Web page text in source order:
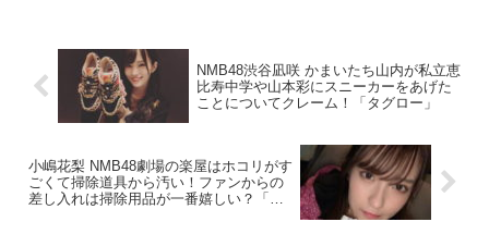
NMB48渋谷凪咲 かまいたち山内が私立恵
比寿中学や山本彩にスニーカーをあげた
ことについてクレーム！「タグロー」
小嶋花梨 NMB48劇場の楽屋はホコリがす
ごくて掃除道具から汚い！ファンからの
差し入れは掃除用品が一番嬉しい？「ら